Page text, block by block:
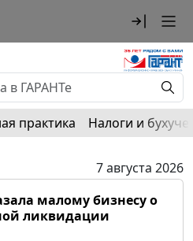
практика Налоги и
7 августа 2026
малому бизнесу о
ликвидации